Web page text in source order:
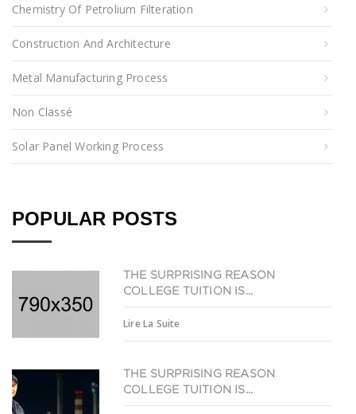
Chemistry Of Petrolium Filteration
Construction And Architecture
Metal Manufacturing Process
Non Classé
Solar Panel Working Process
POPULAR POSTS
THE SURPRISING REASON
COLLEGE TUITION IS...
Lire La Suite
THE SURPRISING REASON
COLLEGE TUITION IS...